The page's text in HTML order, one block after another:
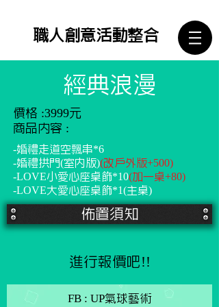
​職人創意活動整合
經典浪漫
價格 :3999元
商品內容 :
-婚禮走道空飄串*6
-婚禮拱門(室內版)(改戶外版+500)
-LOVE小愛心座桌飾*10(加一桌+80)
-LOVE大愛心座桌飾*1(主桌)
佈置須知
進行報價吧!!
FB : UP氣球藝術